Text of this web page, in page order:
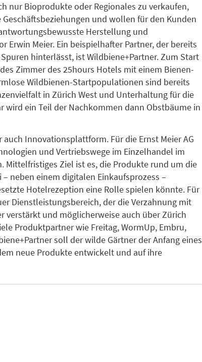
nur Bioprodukte oder Regionales zu verkaufen,
und wollen für den Kunden
Herstellung und
Erwin Meier. Ein beispielhafter Partner, der bereits
hinterlässt, ist Wildbiene+Partner. Zum Start
Zimmer des 25hours Hotels mit einem Bienen-
Wildbienen-Startpopulationen sind bereits
in Zürich West und Unterhaltung für die
wird ein Teil der Nachkommen dann Obstbäume in
Innovationsplattform. Für die Ernst Meier AG
und Vertriebswege im Einzelhandel im
Mittelfristiges Ziel ist es, die Produkte rund um die
neben einem digitalen Einkaufsprozess –
Hotelrezeption eine Rolle spielen könnte. Für
Dienstleistungsbereich, der die Verzahnung mit
verstärkt und möglicherweise auch über Zürich
Produktpartner wie Freitag, WormUp, Embru,
soll der wilde Gärtner der Anfang eines
neue Produkte entwickelt und auf ihre